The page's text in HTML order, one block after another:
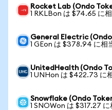
Rocket Lab (Ondo
1 RKLBon は $74.65 に
General Electric (Ondo
1 GEon は $378.94 に相
UnitedHealth (Ondo
1 UNHon は $422.73 に
Snowflake (Ondo
1 SNOWon は $317.27 に